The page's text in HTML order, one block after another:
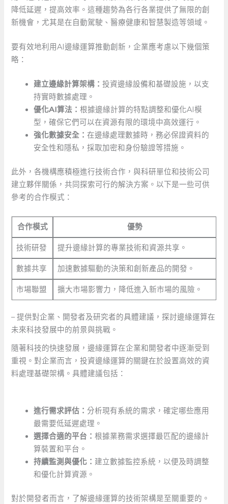
降低延遲，提高效率。這種趨勢為各行各業提供了無限的創
新機會，尤其是在自動駕駛、醫療健康和智慧製造等領域。
要有效地利用AI邊緣運算推動創新，企業應考慮以下幾個策
略：
建立邊緣計算架構：投資邊緣設備和基礎設施，以支
持實時數據處理。
優化AI算法：根據邊緣計算的特點調整和優化AI模
型，確保它們可以在資源有限的環境中高效運行。
強化數據安全：在邊緣處理數據時，務必保證資料的
安全性和隱私，採取加密和身份驗證等措施。
此外，各機構應積極進行技術合作，與科研單位和技術公司
建立夥伴關係，共同探索可行的解決方案。以下是一些可供
參考的合作模式：
合作模式 優勢
技術研發 提升邊緣計算的專業技術和資源共享。
數據共享 加速數據驅動的決策和創新產品的開發。
市場聯盟 擴大市場影響力，降低進入新市場的風險。
– 提供對企業、開發者及研究者的具體建議，探討邊緣運算在
未來科技發展中的前景與挑戰。
隨著科技的快速發展，邊緣運算在企業和開發者中逐漸受到
重視。對企業而言，投資邊緣運算的關鍵在於設置高效的資
料處理基礎架構。具體建議包括：‍
進行需求評估：分析現有系統的需求，確定哪些應用
最需要低延遲處理。
選擇合適的平台：根據業務需求選擇最匹配的邊緣計
算裝置和平台。
持續監測與優化： 建立數據監控系統，以便及時調整
和優化計算資源。
對於開發者而言，了解邊緣運算的技術架構是至關重要的。